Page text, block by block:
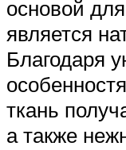
основой
является
Благодаря
ткань
а также